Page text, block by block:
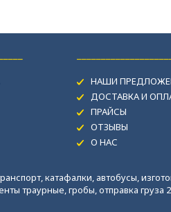
НАШИ
ДОСТАВКА И
ПРАЙСЫ
ОТЗЫВЫ
О НАС
катафалки, автобусы,
траурные, гробы, отправка груза